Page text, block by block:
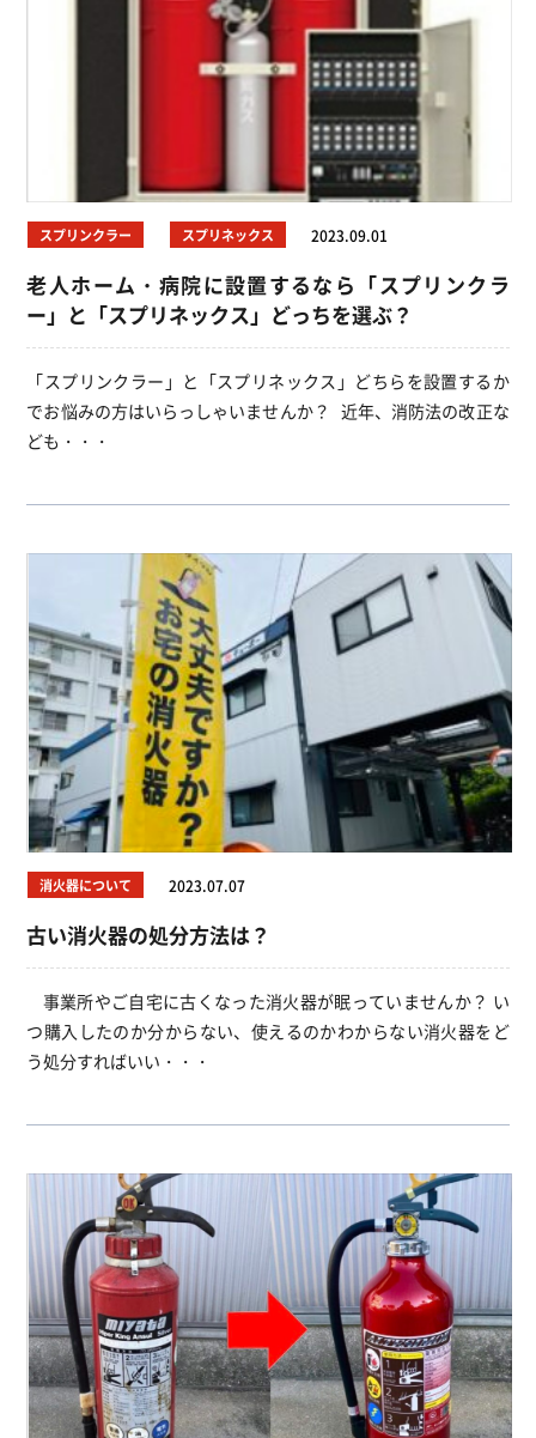
スプリンクラー スプリネックス 2023.09.01
老人ホーム・病院に設置するなら「スプリンクラ
ー」と「スプリネックス」どっちを選ぶ？
「スプリンクラー」と「スプリネックス」どちらを設置するか
でお悩みの方はいらっしゃいませんか？ 近年、消防法の改正な
ども・・・
消火器について 2023.07.07
古い消火器の処分方法は？
事業所やご自宅に古くなった消火器が眠っていませんか？ い
つ購入したのか分からない、使えるのかわからない消火器をど
う処分すればいい・・・